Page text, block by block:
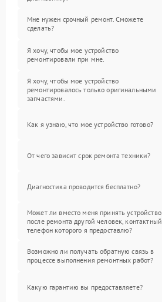
Мне нужен срочный ремонт. Сможете
сделать?
Я хочу, чтобы мое устройство
ремонтировали при мне.
Я хочу, чтобы мое устройство
ремонтировалось только оригинальными
запчастями.
Как я узнаю, что мое устройство готово?
От чего зависит срок ремонта техники?
Диагностика проводится бесплатно?
Может ли вместо меня принять устройство
после ремонта другой человек, контактный
телефон которого я предоставлю?
Возможно ли получать обратную связь в
процессе выполнения ремонтных работ?
Какую гарантию вы предоставляете?